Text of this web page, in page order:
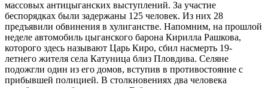
массовых антицыганских выступлений. За участие
беспорядках были задержаны 125 человек. Из них 28
предъявили обвинения в хулиганстве. Напомним, на прошлой
неделе автомобиль цыганского барона Кирилла Рашкова,
которого здесь называют Царь Киро, сбил насмерть 19-
летнего жителя села Катуница близ Пловдива. Селяне
подожгли один из его домов, вступив в противостояние с
прибывшей полицией. В столкновениях два человека